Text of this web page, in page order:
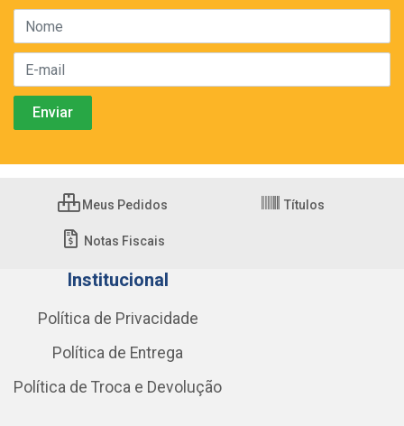
Meus Pedidos Títulos
Notas Fiscais
Institucional
Política de Privacidade
Política de Entrega
Política de Troca e Devolução